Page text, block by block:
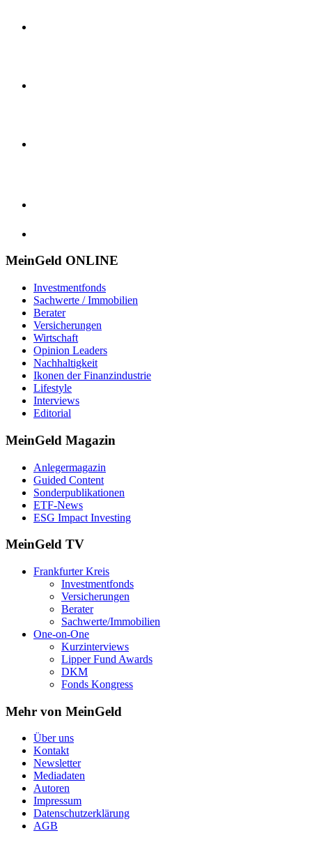
MeinGeld ONLINE
Investmentfonds
Sachwerte / Immobilien
Berater
Versicherungen
Wirtschaft
Opinion Leaders
Nachhaltigkeit
Ikonen der Finanzindustrie
Lifestyle
Interviews
Editorial
MeinGeld Magazin
Anlegermagazin
Guided Content
Sonderpublikationen
ETF-News
ESG Impact Investing
MeinGeld TV
Frankfurter Kreis
Investmentfonds
Versicherungen
Berater
Sachwerte/Immobilien
One-on-One
Kurzinterviews
Lipper Fund Awards
DKM
Fonds Kongress
Mehr von MeinGeld
Über uns
Kontakt
Newsletter
Mediadaten
Autoren
Impressum
Datenschutzerklärung
AGB